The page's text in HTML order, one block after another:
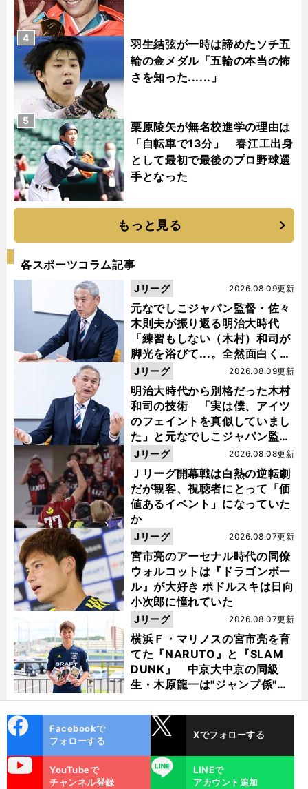
羽生結弦が一時は諦めたソチ五
輪の金メダル「五輪の本当の怖
さを知った......」
4
栗原陵矢が無名校進学の理由は
「自転車で13分」 春江工出身
として最初で最後のプロ野球選
手となった
5
もっと見る
各スポーツコラム記事
元なでしこジャパン監督・佐々
木則夫が振り返る明治大時代
「練習もしない（木村）和司が
脚光を浴びて...。全然面白くな
い４年間でした」
2026.08.09更新
Jリーグ
明治大時代から別格だった木村
和司の技術 「実は僕、アイツ
のフェイントを真似していまし
た」と元なでしこジャパン監
督・佐々木則夫
2026.08.09更新
Jリーグ
Ｊリーグ開幕戦は白熱の逆転劇
だが観客、視聴者にとって「価
値あるイベント」になっていた
か
2026.08.08更新
Jリーグ
宮市亮のアーセナル時代の同僚
ウォルコットは『ドラゴンボー
ル』が大好き ポドルスキは日向
小次郎に憧れていた
2026.08.07更新
Jリーグ
横浜Ｆ・マリノスの宮市亮を育
てた『NARUTO』と『SLAM
DUNK』 中京大中京の同級
生・木原龍一は"ジャンプ係"だ
った
2026.08.07更新
Jリーグ
ok
Facebookで
フォローする
Xでフォローする
YouTubeで
チャンネル登録
LINE
LINEで
アカウント追加